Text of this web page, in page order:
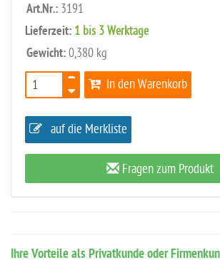
Art.Nr.: 3191
Lieferzeit: 1 bis 3 Werktage
Gewicht: 0,380 kg
In den Warenkorb
auf die Merkliste
Fragen zum Produkt
Ihre Vorteile als Privatkunde oder